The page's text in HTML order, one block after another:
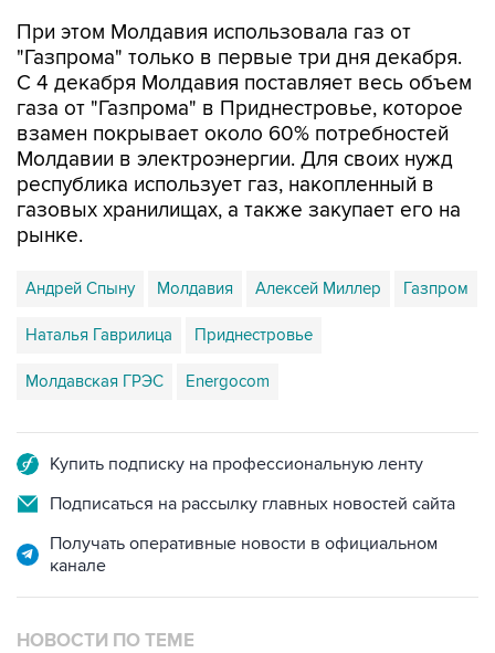
При этом Молдавия использовала газ от
"Газпрома" только в первые три дня декабря.
С 4 декабря Молдавия поставляет весь объем
газа от "Газпрома" в Приднестровье, которое
взамен покрывает около 60% потребностей
Молдавии в электроэнергии. Для своих нужд
республика использует газ, накопленный в
газовых хранилищах, а также закупает его на
рынке.
Андрей Спыну Молдавия Алексей Миллер Газпром
Наталья Гаврилица Приднестровье
Молдавская ГРЭС Energocom
Купить подписку на профессиональную ленту
Подписаться на рассылку главных новостей сайта
Получать оперативные новости в официальном
канале
НОВОСТИ ПО ТЕМЕ